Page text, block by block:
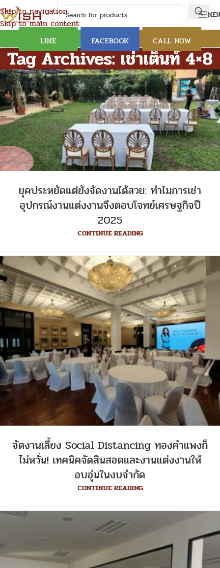
Skip to navigation
Skip to main content
LINE FACEBOOK CALL NOW
Tag Archives: เช่าเต็นท์ 4×8
ยุคประหยัดแต่ยังจัดงานได้สวย: ทำไมการเช่า
อุปกรณ์งานแต่งงานจึงตอบโจทย์เศรษฐกิจปี
2025
CONTINUE READING
จัดงานเลี้ยง Social Distancing ทองคำแพงก็
ไม่หวั่น! เทคนิคจัดสินสอดและงานแต่งงานให้
อบอุ่นในงบจำกัด
CONTINUE READING